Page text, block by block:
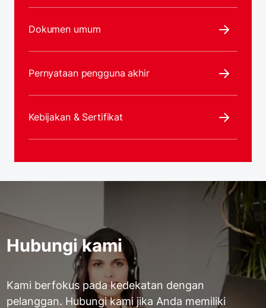
Dokumen umum
Pernyataan pengguna akhir
Kebijakan & Sertifikat
Hubungi kami
Kami berfokus pada kedekatan dengan
pelanggan. Hubungi kami jika Anda memiliki